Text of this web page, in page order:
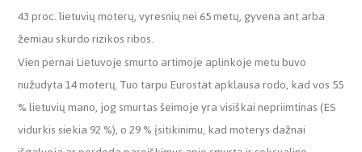
43 proc. lietuvių moterų, vyresnių nei 65 metų, gyvena ant arba
žemiau skurdo rizikos ribos.
Vien pernai Lietuvoje smurto artimoje aplinkoje metu buvo
nužudyta 14 moterų. Tuo tarpu Eurostat apklausa rodo, kad vos 55
% lietuvių mano, jog smurtas šeimoje yra visiškai nepriimtinas (ES
vidurkis siekia 92 %), o 29 % įsitikinimu, kad moterys dažnai